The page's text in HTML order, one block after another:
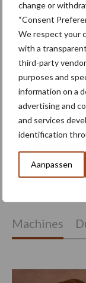
change or
“Consent
We respect your
with a
third-party
purposes and
information on a
advertising and
and services
identification
Aanpassen
Machines